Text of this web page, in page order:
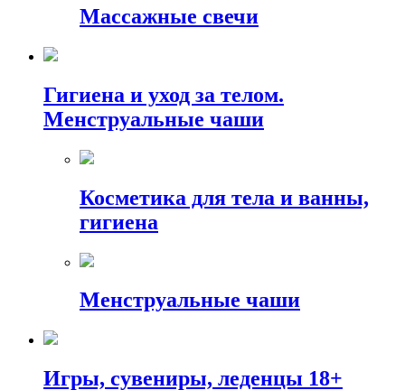
Массажные свечи
Гигиена и уход за телом.
Менструальные чаши
Косметика для тела и ванны,
гигиена
Менструальные чаши
Игры, сувениры, леденцы 18+